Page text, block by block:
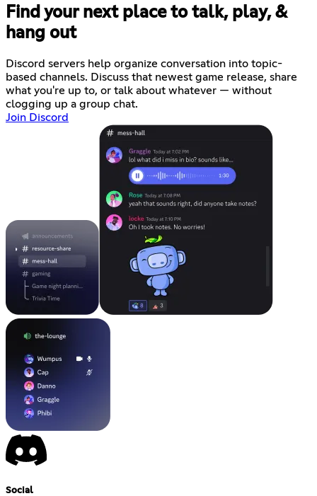
Find your next place to talk, play, &
hang out
Discord servers help organize conversation into topic-
based channels. Discuss that newest game release, share
what you're up to, or talk about whatever — without
clogging up a group chat.
Join Discord
Social